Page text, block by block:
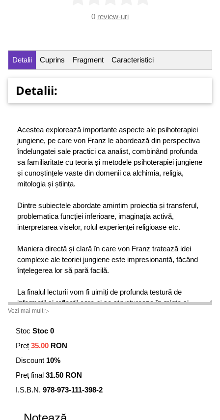
0 review-uri
Detalii Cuprins Fragment Caracteristici
Detalii:
Acestea explorează importante aspecte ale psihoterapiei
jungiene, pe care von Franz le abordează din perspectiva
îndelungatei sale practici ca analist, combinând profunda
sa familiaritate cu teoria și metodele psihoterapiei jungiene
și cunoștințele vaste din domenii ca alchimia, religia,
mitologia și știința.
Dintre subiectele abordate amintim proiecția și transferul,
problematica funcției inferioare, imaginația activă,
interpretarea viselor, rolul experienței religioase etc.
Maniera directă și clară în care von Franz tratează idei
complexe ale teoriei jungiene este impresionantă, făcând
înțelegerea lor să pară facilă.
La finalul lecturii vom fi uimiți de profunda testură de
informații și reflecții care ni se structureaza în minte și
care ne oferă o noua perspectivă asupra propriei noastre
Vezi mai mult ▷
Stoc Stoc 0
Preț 35.00 RON
Discount 10%
Preț final 31.50 RON
I.S.B.N. 978-973-111-398-2